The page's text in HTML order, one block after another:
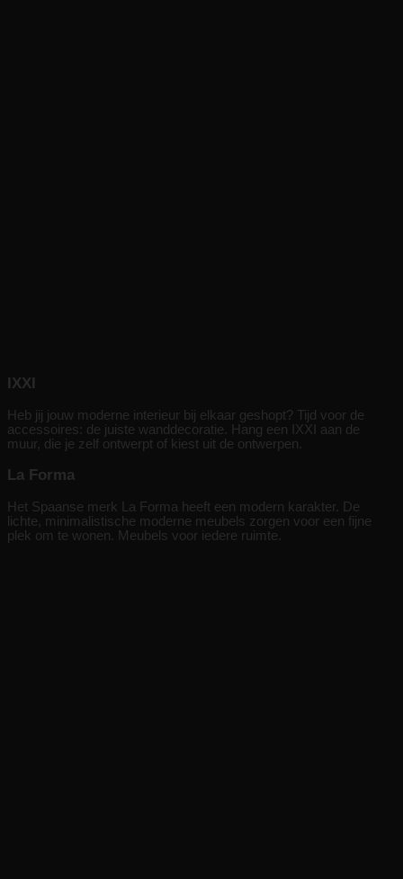
IXXI
Heb jij jouw moderne interieur bij elkaar geshopt? Tijd voor de
accessoires: de juiste wanddecoratie. Hang een IXXI aan de
muur, die je zelf ontwerpt of kiest uit de ontwerpen.
La Forma
Het Spaanse merk La Forma heeft een modern karakter. De
lichte, minimalistische moderne meubels zorgen voor een fijne
plek om te wonen. Meubels voor iedere ruimte.